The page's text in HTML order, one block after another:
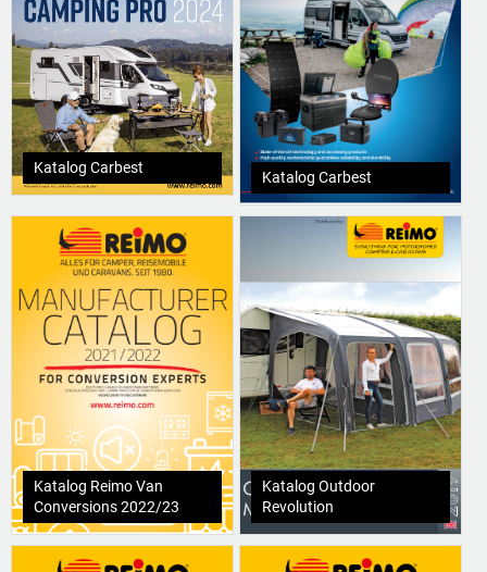
Katalog Carbest
Katalog Carbest
Katalog Reimo Van
Conversions 2022/23
Katalog Outdoor
Revolution